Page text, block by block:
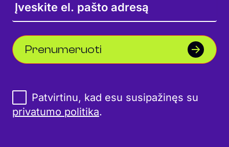
Prenumeruoti
Patvirtinu, kad esu susipažinęs su
privatumo politika.